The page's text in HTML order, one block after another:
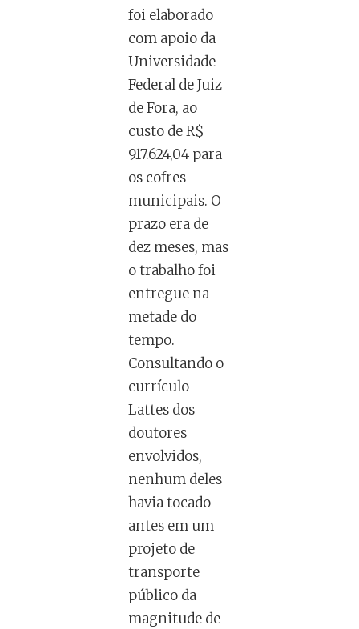
foi elaborado
com apoio da
Universidade
Federal de Juiz
de Fora, ao
custo de R$
917.624,04 para
os cofres
municipais. O
prazo era de
dez meses, mas
o trabalho foi
entregue na
metade do
tempo.
Consultando o
currículo
Lattes dos
doutores
envolvidos,
nenhum deles
havia tocado
antes em um
projeto de
transporte
público da
magnitude de